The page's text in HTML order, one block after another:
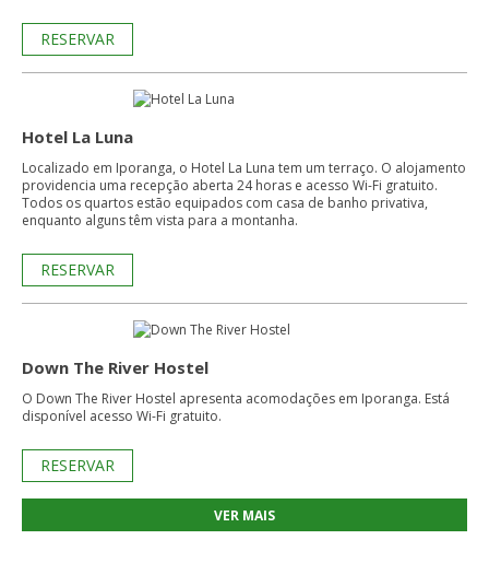
RESERVAR
Hotel La Luna
Localizado em Iporanga, o Hotel La Luna tem um terraço. O alojamento
providencia uma recepção aberta 24 horas e acesso Wi-Fi gratuito.
Todos os quartos estão equipados com casa de banho privativa,
enquanto alguns têm vista para a montanha.
RESERVAR
Down The River Hostel
O Down The River Hostel apresenta acomodações em Iporanga. Está
disponível acesso Wi-Fi gratuito.
RESERVAR
VER MAIS